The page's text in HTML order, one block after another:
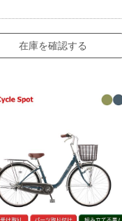
在庫を確認する